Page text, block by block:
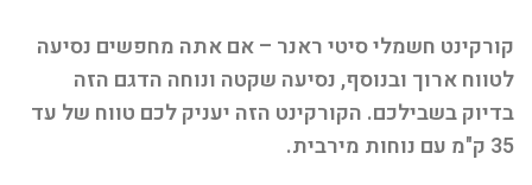
קורקינט חשמלי סיטי ראנר – אם אתה מחפשים נסיעה
לטווח ארוך ובנוסף, נסיעה שקטה ונוחה הדגם הזה
בדיוק בשבילכם. הקורקינט הזה יעניק לכם טווח של עד
35 ק"מ עם נוחות מירבית.